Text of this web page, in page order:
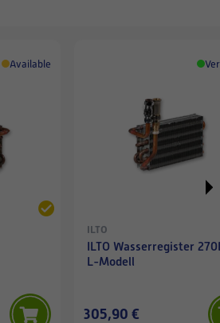
Available
ILTO
ILTO Wasserregister
L-Modell
305,90 €